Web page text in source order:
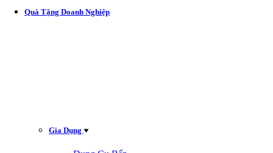
Quà Tặng Doanh Nghiệp
Gia Dụng